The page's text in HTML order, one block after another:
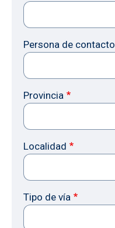
Persona de contacto
Provincia
Localidad
Tipo de vía